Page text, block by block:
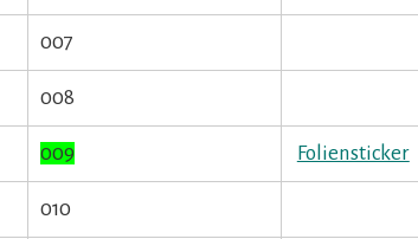
007
008
009 Foliensticker
010